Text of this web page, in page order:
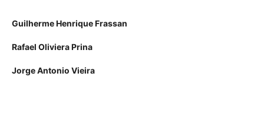
Guilherme Henrique Frassan
Rafael Oliviera Prina
Jorge Antonio Vieira